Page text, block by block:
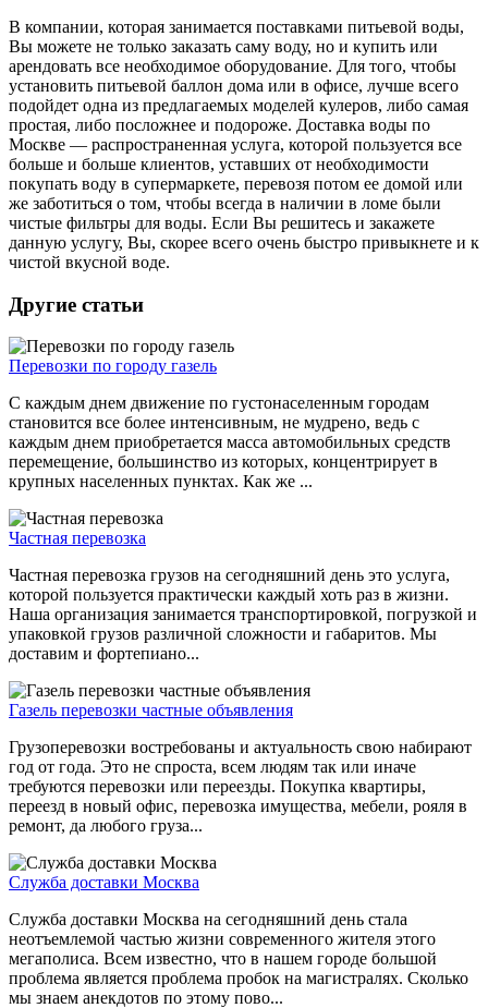
В компании, которая занимается поставками питьевой воды,
Вы можете не только заказать саму воду, но и купить или
арендовать все необходимое оборудование. Для того, чтобы
установить питьевой баллон дома или в офисе, лучше всего
подойдет одна из предлагаемых моделей кулеров, либо самая
простая, либо посложнее и подороже. Доставка воды по
Москве — распространенная услуга, которой пользуется все
больше и больше клиентов, уставших от необходимости
покупать воду в супермаркете, перевозя потом ее домой или
же заботиться о том, чтобы всегда в наличии в ломе были
чистые фильтры для воды. Если Вы решитесь и закажете
данную услугу, Вы, скорее всего очень быстро привыкнете и к
чистой вкусной воде.
Другие статьи
Перевозки по городу газель
С каждым днем движение по густонаселенным городам
становится все более интенсивным, не мудрено, ведь с
каждым днем приобретается масса автомобильных средств
перемещение, большинство из которых, концентрирует в
крупных населенных пунктах. Как же ...
Частная перевозка
Частная перевозка грузов на сегодняшний день это услуга,
которой пользуется практически каждый хоть раз в жизни.
Наша организация занимается транспортировкой, погрузкой и
упаковкой грузов различной сложности и габаритов. Мы
доставим и фортепиано...
Газель перевозки частные объявления
Грузоперевозки востребованы и актуальность свою набирают
год от года. Это не спроста, всем людям так или иначе
требуются перевозки или переезды. Покупка квартиры,
переезд в новый офис, перевозка имущества, мебели, рояля в
ремонт, да любого груза...
Служба доставки Москва
Служба доставки Москва на сегодняшний день стала
неотъемлемой частью жизни современного жителя этого
мегаполиса. Всем известно, что в нашем городе большой
проблема является проблема пробок на магистралях. Сколько
мы знаем анекдотов по этому пово...